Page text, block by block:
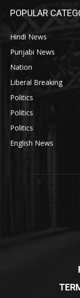
POPULAR
Hindi News
Punjabi News
Nation
Liberal Breaking
Politics
Politics
Politics
English News